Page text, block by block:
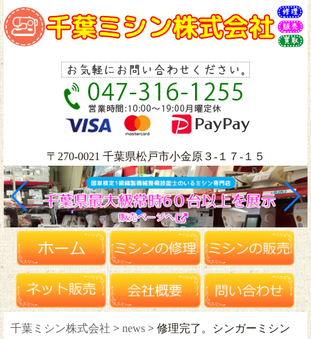
〒270-0021 千葉県松戸市小金原３-１７-１５
千葉ミシン株式会社 > news > 修理完了。シンガーミシン